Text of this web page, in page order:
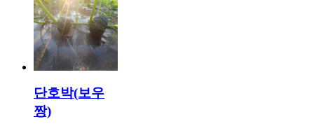
단호박(보우
짱)